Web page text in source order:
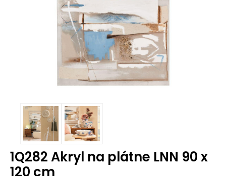
1Q282 Akryl na plátne LNN 90 x
120 cm